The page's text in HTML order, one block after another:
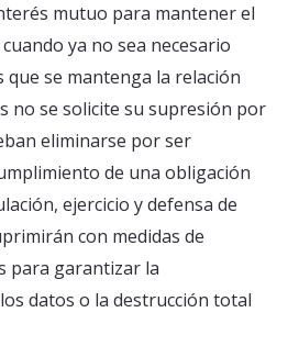
mutuo para mantener el
ya no sea necesario
se mantenga la relación
no se solicite su supresión por
eliminarse por ser
de una obligación
ejercicio y defensa de
con medidas de
para garantizar la
datos o la destrucción total